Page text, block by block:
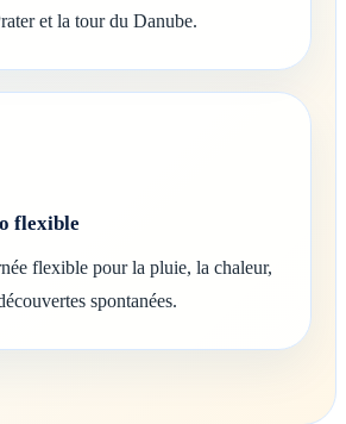
et la tour du Danube.
flexible
flexible pour la pluie, la chaleur,
spontanées.